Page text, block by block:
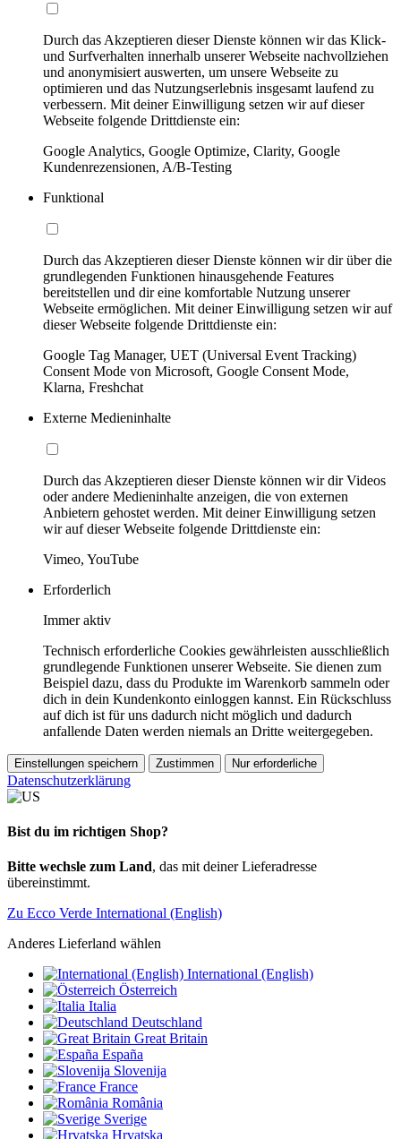
Durch das Akzeptieren dieser Dienste können wir das Klick-
und Surfverhalten innerhalb unserer Webseite nachvollziehen
und anonymisiert auswerten, um unsere Webseite zu
optimieren und das Nutzungserlebnis insgesamt laufend zu
verbessern. Mit deiner Einwilligung setzen wir auf dieser
Webseite folgende Drittdienste ein:
Google Analytics, Google Optimize, Clarity, Google
Kundenrezensionen, A/B-Testing
Funktional
Durch das Akzeptieren dieser Dienste können wir dir über die
grundlegenden Funktionen hinausgehende Features
bereitstellen und dir eine komfortable Nutzung unserer
Webseite ermöglichen. Mit deiner Einwilligung setzen wir auf
dieser Webseite folgende Drittdienste ein:
Google Tag Manager, UET (Universal Event Tracking)
Consent Mode von Microsoft, Google Consent Mode,
Klarna, Freshchat
Externe Medieninhalte
Durch das Akzeptieren dieser Dienste können wir dir Videos
oder andere Medieninhalte anzeigen, die von externen
Anbietern gehostet werden. Mit deiner Einwilligung setzen
wir auf dieser Webseite folgende Drittdienste ein:
Vimeo, YouTube
Erforderlich
Immer aktiv
Technisch erforderliche Cookies gewährleisten ausschließlich
grundlegende Funktionen unserer Webseite. Sie dienen zum
Beispiel dazu, dass du Produkte im Warenkorb sammeln oder
dich in dein Kundenkonto einloggen kannst. Ein Rückschluss
auf dich ist für uns dadurch nicht möglich und dadurch
anfallende Daten werden niemals an Dritte weitergegeben.
Einstellungen speichern Zustimmen Nur erforderliche
Datenschutzerklärung
Bist du im richtigen Shop?
Bitte wechsle zum Land, das mit deiner Lieferadresse
übereinstimmt.
Zu Ecco Verde International (English)
Anderes Lieferland wählen
International (English)
Österreich
Italia
Deutschland
Great Britain
España
Slovenija
France
România
Sverige
Hrvatska